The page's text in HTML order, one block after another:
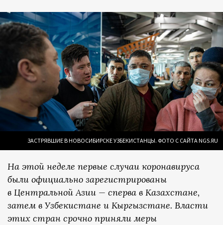
ЗАСТРЯВШИЕ В НОВОСИБИРСКЕ УЗБЕКИСТАНЦЫ. ФОТО С САЙТА NGS.RU
На этой неделе первые случаи коронавируса
были официально зарегистрированы
в Центральной Азии — сперва в Казахстане,
затем в Узбекистане и Кыргызстане. Власти
этих стран срочно приняли меры